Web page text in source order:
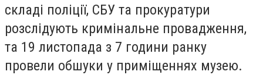
складі поліції, СБУ та прокуратури
розслідують кримінальне провадження,
та 19 листопада з 7 години ранку
провели обшуки у приміщеннях музею.